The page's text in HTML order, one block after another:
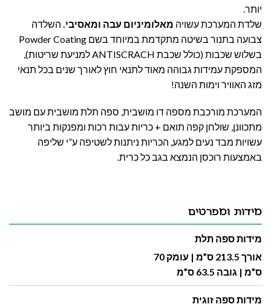
יותר.
שלדת המערכת עשויה מאלומיניום עבה ומאסיבי. השלדה
צבועה בתנור בשיטה מתקדמת במיוחד בשם Powder Coating
בשלוש שכבות (כולל שכבת ANTISCRACH למניעת שריטות),
המספקת עמידות גבוהה מאוד לתנאי חוץ לאורך שנים בכל תנאי
מזג האוויר וימות השנה!
המערכת מורכבת מספה דו מושבית, ספה תלת מושבית עם מושב
מתכוונן, שולחן קפה תואם + כריות עבות רכות ומפנקות ביותר
עשויות מבד נעים למגע, הכריות ניתנות לשטיפה ע”י שליפה
באמצעות רוכסן הנמצא בגב כל כרית.
מידות ומפרטים
מידות ספה תלת
אורך 213.5 ס”מ | עומק 70
ס”מ | גובה 63.5 ס”מ
מידות ספה זוגית